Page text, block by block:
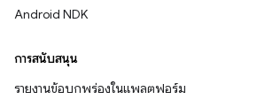
Android NDK
การสนับสนุน
รายงานข้อบกพร่องในแพลตฟอร์ม